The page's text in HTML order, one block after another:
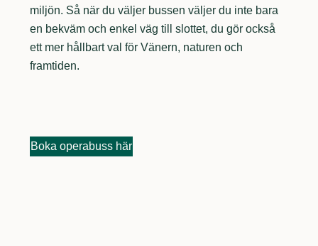
miljön. Så när du väljer bussen väljer du inte bara
en bekväm och enkel väg till slottet, du gör också
ett mer hållbart val för Vänern, naturen och
framtiden.
Boka operabuss här